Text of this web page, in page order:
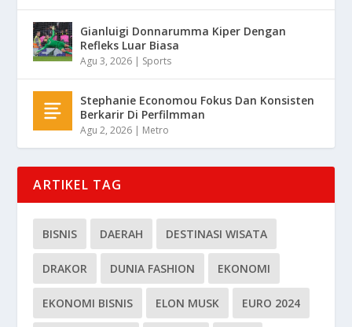
Gianluigi Donnarumma Kiper Dengan
Refleks Luar Biasa
Agu 3, 2026 | Sports
Stephanie Economou Fokus Dan Konsisten
Berkarir Di Perfilmman
Agu 2, 2026 | Metro
ARTIKEL TAG
BISNIS DAERAH DESTINASI WISATA
DRAKOR DUNIA FASHION EKONOMI
EKONOMI BISNIS ELON MUSK EURO 2024